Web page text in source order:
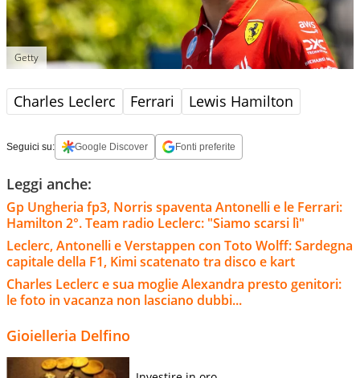
Getty
Charles Leclerc Ferrari Lewis Hamilton
Seguici su: Google Discover Fonti preferite
Leggi anche:
Gp Ungheria fp3, Norris spaventa Antonelli e le Ferrari:
Hamilton 2°. Team radio Leclerc: "Siamo scarsi lì"
Leclerc, Antonelli e Verstappen con Toto Wolff: Sardegna
capitale della F1, Kimi scatenato tra disco e kart
Charles Leclerc e sua moglie Alexandra presto genitori:
le foto in vacanza non lasciano dubbi...
Gioielleria Delfino